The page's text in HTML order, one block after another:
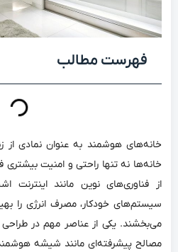
فهرست مطالب
خانه‌های هوشمند به عنوان نمادی از
خانه‌ها نه تنها راحتی و امنیت بیشتری
سیستم‌های خودکار، مصرف انرژی را
می‌بخشند. یکی از عناصر مهم در طراحی
مصالح پیشرفته‌ای مانند شیشه